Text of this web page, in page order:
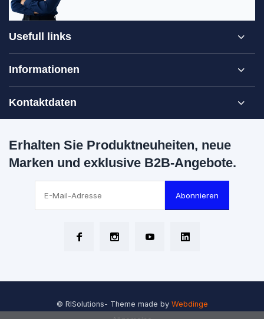
Usefull links
Informationen
Kontaktdaten
Erhalten Sie Produktneuheiten, neue
Marken und exklusive B2B-Angebote.
Abonnieren
© RISolutions- Theme made by Webdinge